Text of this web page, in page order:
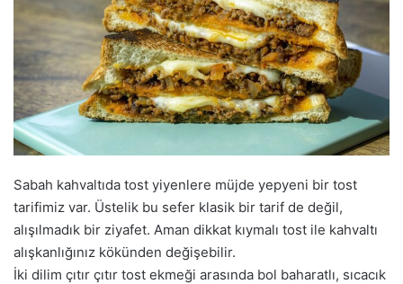
p
o
s
t
a
g
n
d
e
m
Sabah kahvaltıda tost yiyenlere müjde yepyeni bir tost
tarifimiz var. Üstelik bu sefer klasik bir tarif de değil,
alışılmadık bir ziyafet. Aman dikkat kıymalı tost ile kahvaltı
alışkanlığınız kökünden değişebilir.
İki dilim çıtır çıtır tost ekmeği arasında bol baharatlı, sıcacık